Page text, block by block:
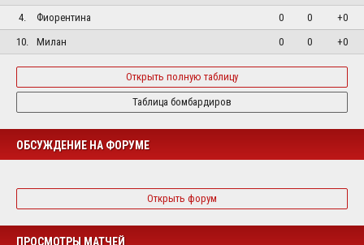
4.
Фиорентина 0 0
+0
10.
Милан 0 0 +0
Открыть полную таблицу
Таблица бомбардиров
ОБСУЖДЕНИЕ НА ФОРУМЕ
Открыть форум
ПРОСМОТРЫ МАТЧЕЙ